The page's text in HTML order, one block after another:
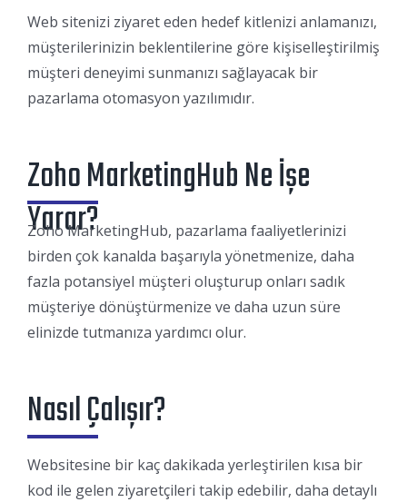
Web sitenizi ziyaret eden hedef kitlenizi anlamanızı,
müşterilerinizin beklentilerine göre kişiselleştirilmiş
müşteri deneyimi sunmanızı sağlayacak bir
pazarlama otomasyon yazılımıdır.
Zoho MarketingHub Ne İşe
Yarar?
Zoho MarketingHub, pazarlama faaliyetlerinizi
birden çok kanalda başarıyla yönetmenize, daha
fazla potansiyel müşteri oluşturup onları sadık
müşteriye dönüştürmenize ve daha uzun süre
elinizde tutmanıza yardımcı olur.
Nasıl Çalışır?
Websitesine bir kaç dakikada yerleştirilen kısa bir
kod ile gelen ziyaretçileri takip edebilir, daha detaylı